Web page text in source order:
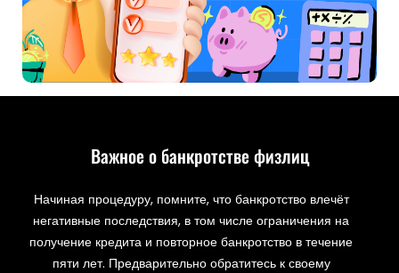
Важное о банкротстве физлиц
Начиная процедуру, помните, что банкротство влечёт
негативные последствия, в том числе ограничения на
получение кредита и повторное банкротство в течение
пяти лет. Предварительно обратитесь к своему